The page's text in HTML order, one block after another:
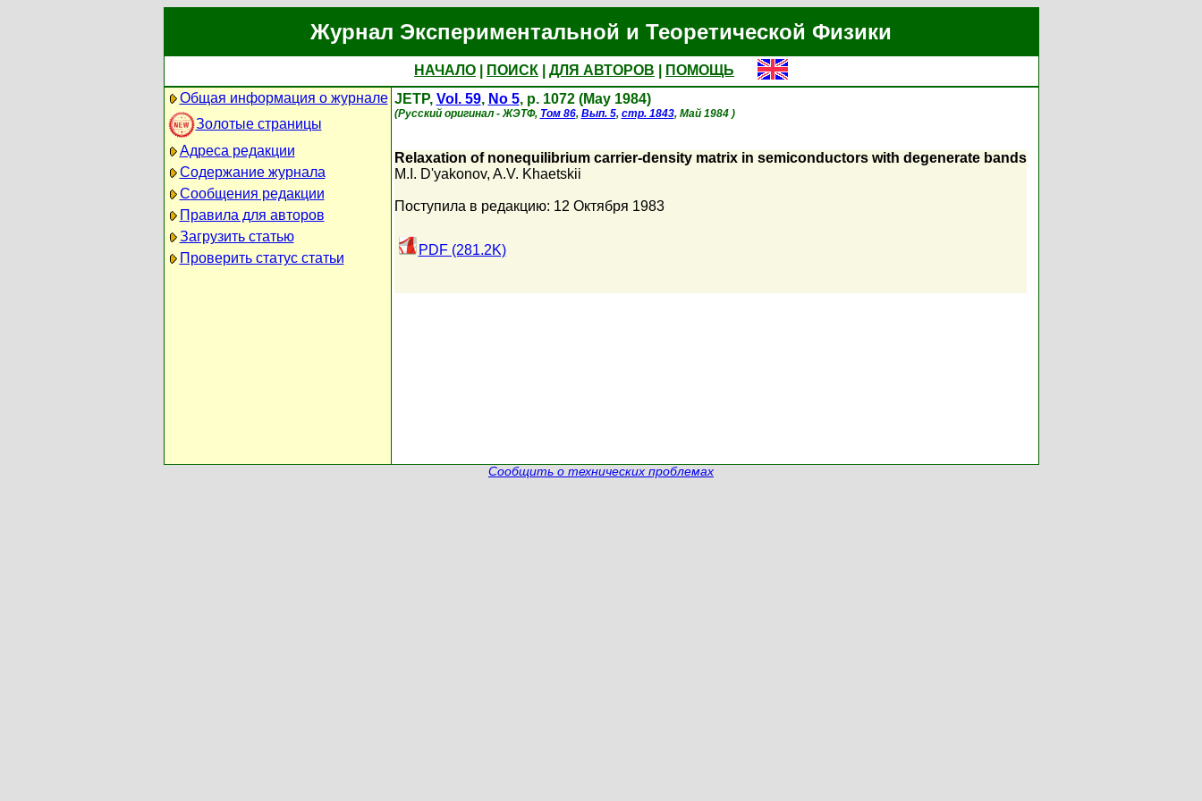
Журнал Экспериментальной и Теоретической Физики
НАЧАЛО ПОИСК ДЛЯ АВТОРОВ
ПОМОЩЬ
Общая информация о журнале
Золотые страницы
Адреса редакции
Содержание журнала
Сообщения редакции
Правила для авторов
Загрузить статью
Проверить статус статьи
JETP, Vol. 59, No 5, p. 1072 (May 1984)
(Русский оригинал - ЖЭТФ, Том 86, Вып. 5, стр. 1843, Май 1984 )
Relaxation of nonequilibrium carrier-density matrix in semiconductors with degenerate bands
M.I. D'yakonov, A.V. Khaetskii
Поступила в редакцию: 12 Октября 1983
PDF (281.2K)
Сообщить о технических проблемах